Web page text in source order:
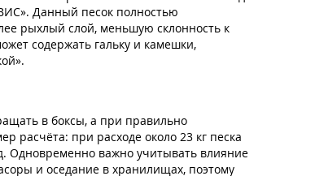
Данный песок полностью
рыхлый слой, меньшую склонность к
содержать гальку и камешки,
в боксы, а при правильно
расчёта: при расходе около 23 кг песка
Одновременно важно учитывать влияние
и оседание в хранилищах, поэтому